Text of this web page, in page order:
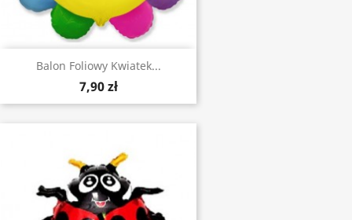
Balon Foliowy Kwiatek...
7,90 zł